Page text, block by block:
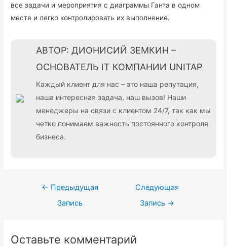
все задачи и мероприятия с диаграммы Ганта в одном
месте и легко контролировать их выполнение.
АВТОР: ДИОНИСИЙ ЗЕМКИН –
ОСНОВАТЕЛЬ IT КОМПАНИИ UNITAP
Каждый клиент для нас – это наша репутация,
наша интересная задача, наш вызов! Наши
менеджеры на связи с клиентом 24/7, так как мы
четко понимаем важность постоянного контроля
бизнеса.
Навигация
← Предыдущая
Запись
Следующая
Запись →
Оставьте комментарий